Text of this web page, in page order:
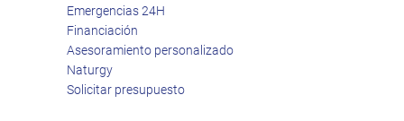
Emergencias 24H
Financiación
Asesoramiento personalizado
Naturgy
Solicitar presupuesto